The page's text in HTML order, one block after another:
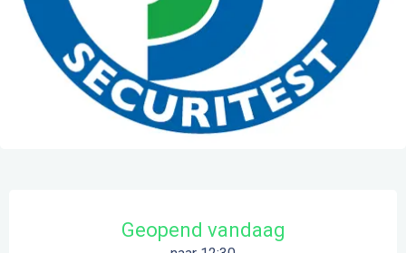
Geopend vandaag